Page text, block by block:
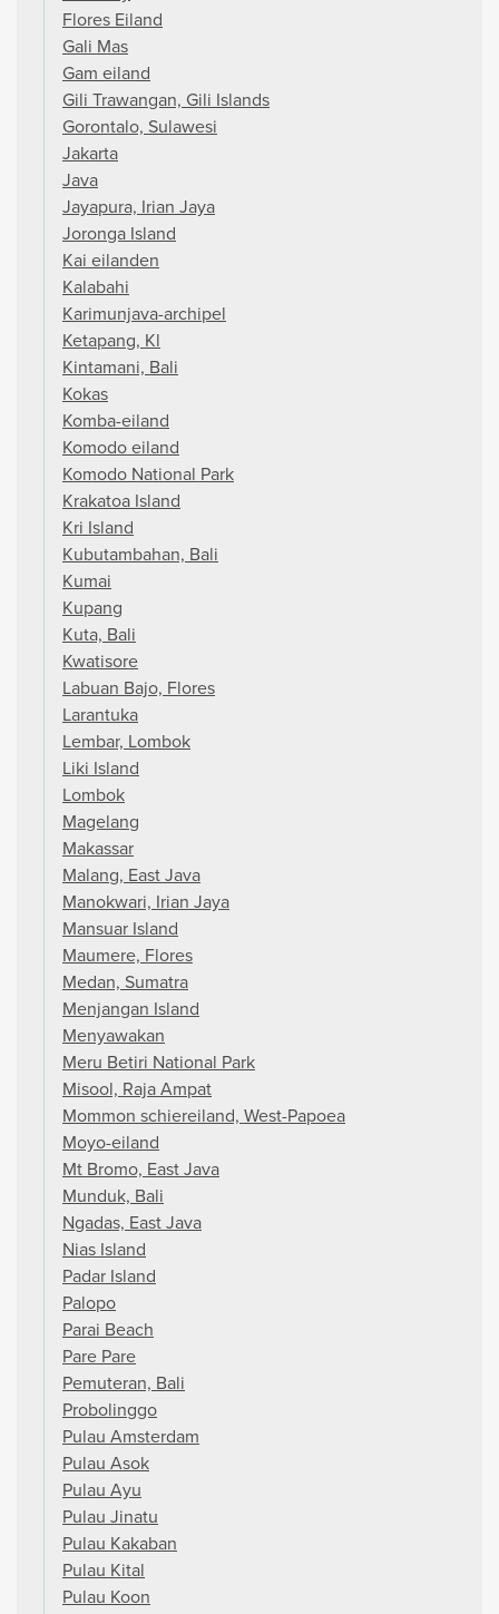
Flores Eiland
Gali Mas
Gam eiland
Gili Trawangan, Gili Islands
Gorontalo, Sulawesi
Jakarta
Java
Jayapura, Irian Jaya
Joronga Island
Kai eilanden
Kalabahi
Karimunjava-archipel
Ketapang, Kl
Kintamani, Bali
Kokas
Komba-eiland
Komodo eiland
Komodo National Park
Krakatoa Island
Kri Island
Kubutambahan, Bali
Kumai
Kupang
Kuta, Bali
Kwatisore
Labuan Bajo, Flores
Larantuka
Lembar, Lombok
Liki Island
Lombok
Magelang
Makassar
Malang, East Java
Manokwari, Irian Jaya
Mansuar Island
Maumere, Flores
Medan, Sumatra
Menjangan Island
Menyawakan
Meru Betiri National Park
Misool, Raja Ampat
Mommon schiereiland, West-Papoea
Moyo-eiland
Mt Bromo, East Java
Munduk, Bali
Ngadas, East Java
Nias Island
Padar Island
Palopo
Parai Beach
Pare Pare
Pemuteran, Bali
Probolinggo
Pulau Amsterdam
Pulau Asok
Pulau Ayu
Pulau Jinatu
Pulau Kakaban
Pulau Kital
Pulau Koon